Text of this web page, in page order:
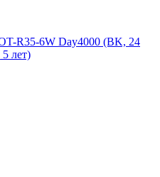
R35-6W Day4000 (BK, 24
лет)